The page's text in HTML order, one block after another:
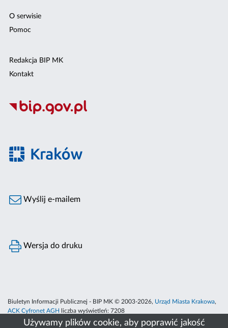
Używamy plików cookie, aby poprawić jakość
O serwisie
Pomoc
Redakcja BIP MK
Kontakt
Wyślij e-mailem
Wersja do druku
Biuletyn Informacji Publicznej - BIP MK © 2003-2026, Urząd Miasta Krakowa,
ACK Cyfronet AGH
liczba wyświetleń: 7208